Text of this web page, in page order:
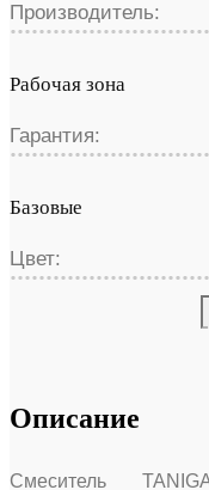
Производитель:
Рабочая зона
Гарантия:
Базовые
Цвет:
Описание
Смеситель